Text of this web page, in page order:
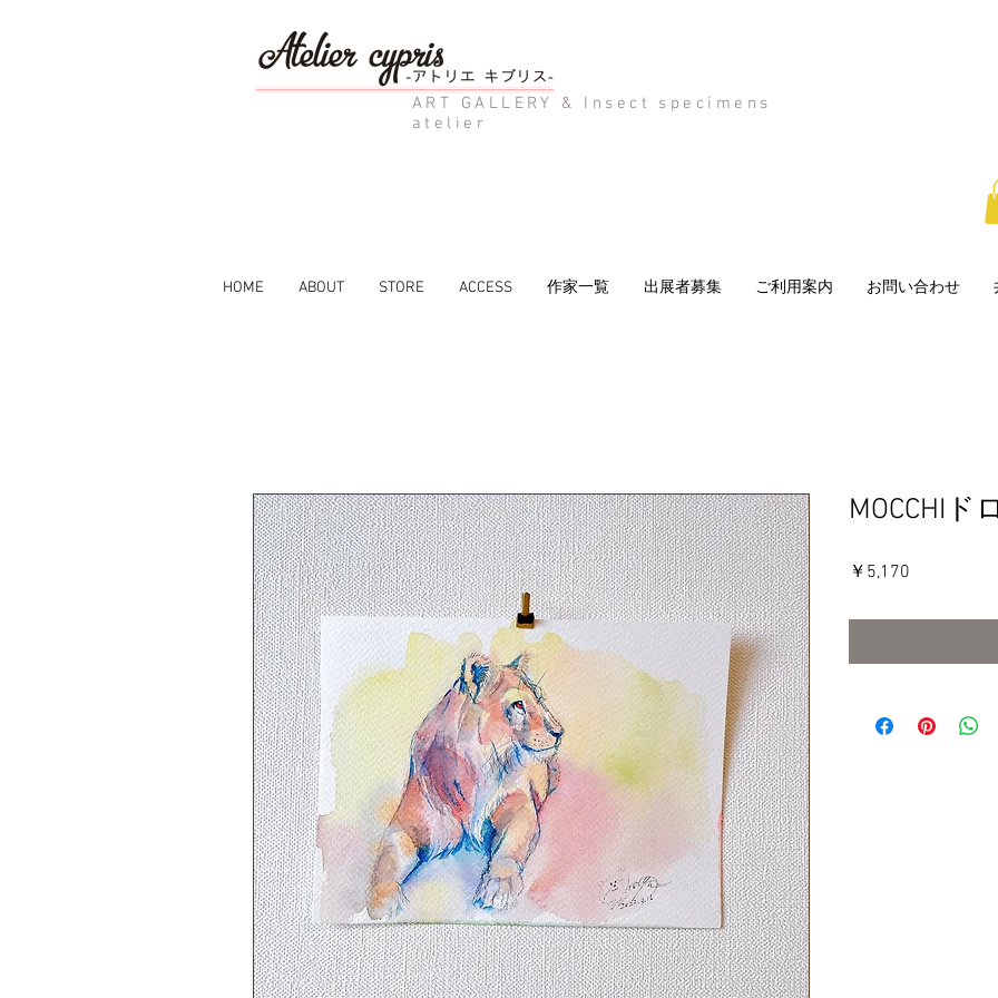
ART GALLERY & Insect specimens
atelier
HOME ABOUT STORE ACCESS 作家一覧 出展者募集 ご利用案内 お問い合わせ
MOCCHIド
￥5,170